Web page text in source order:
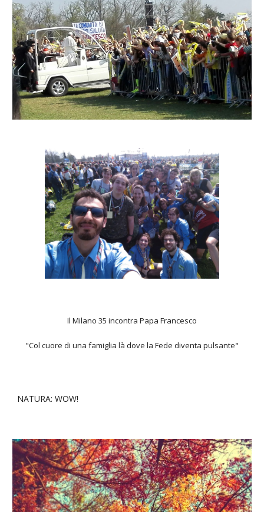
Il Milano 35 incontra Papa Francesco
"Col cuore di una famiglia là dove la Fede diventa pulsante"
NATURA: WOW!